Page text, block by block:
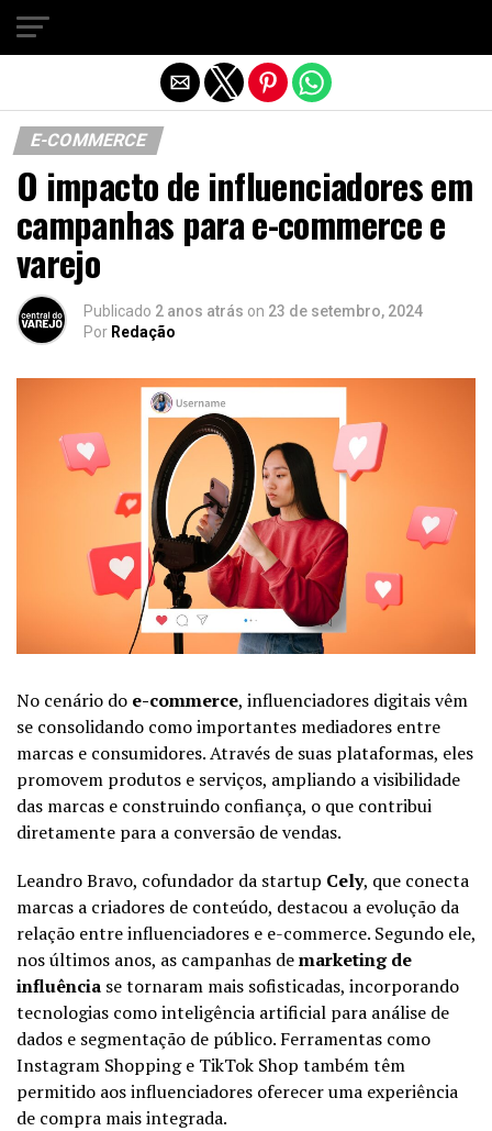
E-COMMERCE
O impacto de influenciadores em
campanhas para e-commerce e
varejo
Publicado 2 anos atrás on 23 de setembro, 2024
Por Redação
No cenário do e-commerce, influenciadores digitais vêm
se consolidando como importantes mediadores entre
marcas e consumidores. Através de suas plataformas, eles
promovem produtos e serviços, ampliando a visibilidade
das marcas e construindo confiança, o que contribui
diretamente para a conversão de vendas.
Leandro Bravo, cofundador da startup Cely, que conecta
marcas a criadores de conteúdo, destacou a evolução da
relação entre influenciadores e e-commerce. Segundo ele,
nos últimos anos, as campanhas demarketing de
influência se tornaram mais sofisticadas, incorporando
tecnologias como inteligência artificial para análise de
dados e segmentação de público. Ferramentas como
Instagram Shopping e TikTok Shop também têm
permitido aos influenciadores oferecer uma experiência
de compra mais integrada.